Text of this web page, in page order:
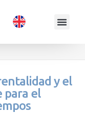
y el
para el